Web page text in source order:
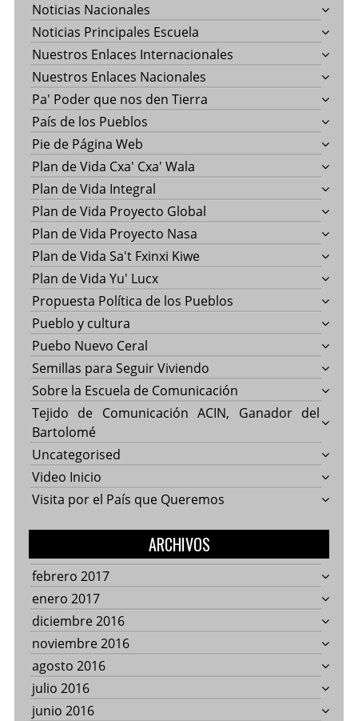
Noticias Nacionales
Noticias Principales Escuela
Nuestros Enlaces Internacionales
Nuestros Enlaces Nacionales
Pa' Poder que nos den Tierra
País de los Pueblos
Pie de Página Web
Plan de Vida Cxa' Cxa' Wala
Plan de Vida Integral
Plan de Vida Proyecto Global
Plan de Vida Proyecto Nasa
Plan de Vida Sa't Fxinxi Kiwe
Plan de Vida Yu' Lucx
Propuesta Política de los Pueblos
Pueblo y cultura
Puebo Nuevo Ceral
Semillas para Seguir Viviendo
Sobre la Escuela de Comunicación
Tejido de Comunicación ACIN, Ganador del
Bartolomé
Uncategorised
Video Inicio
Visita por el País que Queremos
ARCHIVOS
febrero 2017
enero 2017
diciembre 2016
noviembre 2016
agosto 2016
julio 2016
junio 2016